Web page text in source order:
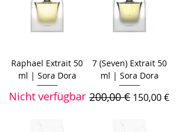
Raphael Extrait 50
ml | Sora Dora
Nicht verfügbar
7 (Seven) Extrait 50
ml | Sora Dora
Standardpreis
200,00 € Sale-Preis
150,00 €